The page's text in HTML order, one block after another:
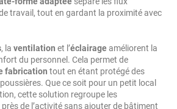
travail, tout en gardant la proximité avec
, la ventilation et l’éclairageaméliorent la
du personnel. Cela permet de
fabrication tout en étant protégé des
Que ce soit pour un petit local
cette solution regroupe les
de l’activité sans ajouter de bâtiment